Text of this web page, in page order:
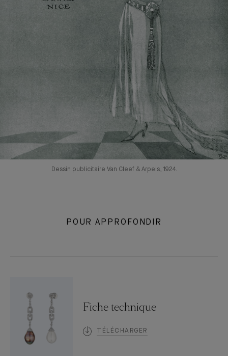
Dessin publicitaire Van Cleef & Arpels, 1924.
POUR APPROFONDIR
Fiche technique
TÉLÉCHARGER